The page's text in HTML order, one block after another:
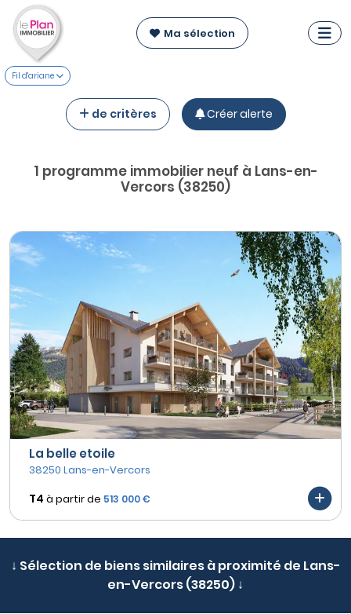
Ma sélection
Fil d'ariane
de critères Créer alerte
1 programme immobilier neuf à Lans-en-
Vercors (38250)
La belle etoile
38250 Lans-en-Vercors
T4 à partir de 513 000 €
↓ Sélection de biens similaires à proximité de Lans-
en-Vercors (38250) ↓